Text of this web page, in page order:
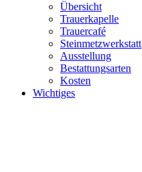
Übersicht
Trauerkapelle
Trauercafé
Steinmetzwerkstatt
Ausstellung
Bestattungsarten
Kosten
Wichtiges